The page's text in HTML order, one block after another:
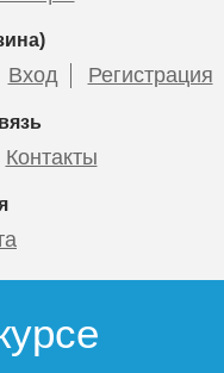
Вход Регистрация
Контакты